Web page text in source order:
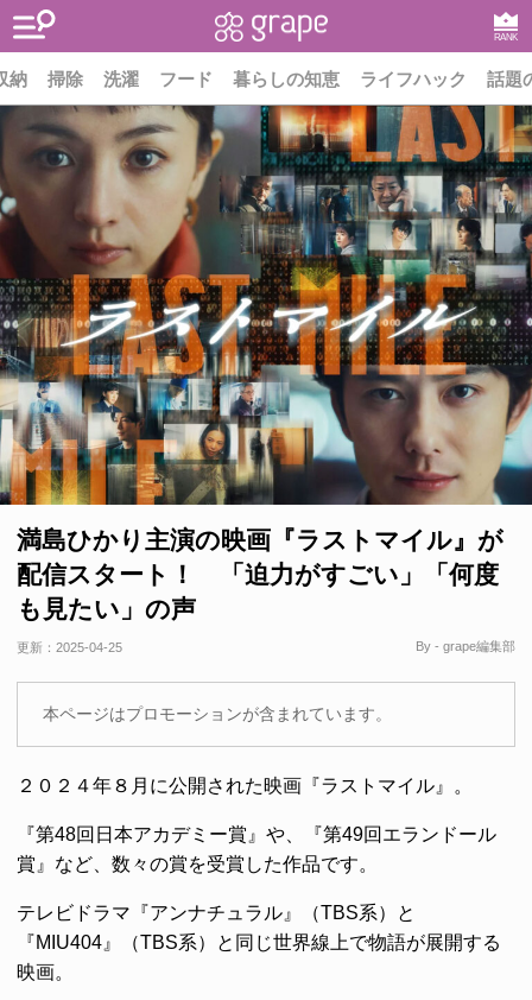
RANK
納 掃除 洗濯 フード 暮らしの知恵 ライフハック 話題
満島ひかり主演の映画『ラストマイル』が
配信スタート！ 「迫力がすごい」「何度
も見たい」の声
更新： 2025-04-25 By - grape編集部
本ページはプロモーションが含まれています。
２０２４年８月に公開された映画『ラストマイル』。
『第48回日本アカデミー賞』や、『第49回エランドール
賞』など、数々の賞を受賞した作品です。
テレビドラマ『アンナチュラル』（TBS系）と
『MIU404』（TBS系）と同じ世界線上で物語が展開する
映画。